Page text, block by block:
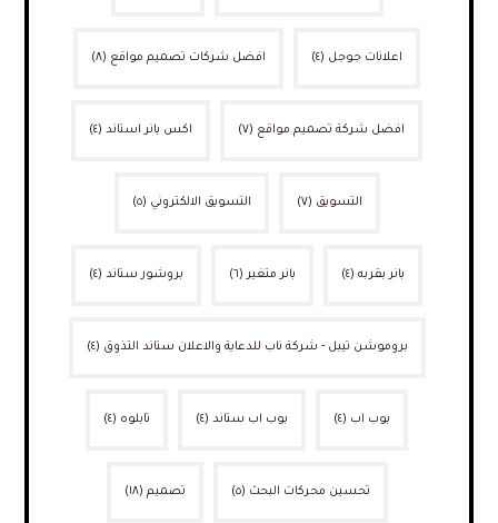
اعلانات جوجل (٤) افضل شركات تصميم مواقع (٨)
افضل شركة تصميم مواقع (٧) اكس بانر استاند (٤)
التسويق (٧) التسويق الالكتروني (٥)
بانر بقربه (٤) بانر متغير (٦) بروشور ستاند (٤)
بروموشن تيبل - شركة ناب للدعاية والاعلان ستاند التذوق (٤)
بوب اب (٤) بوب اب ستاند (٤) تابلوه (٤)
تحسين محركات البحث (٥) تصميم (١٨)